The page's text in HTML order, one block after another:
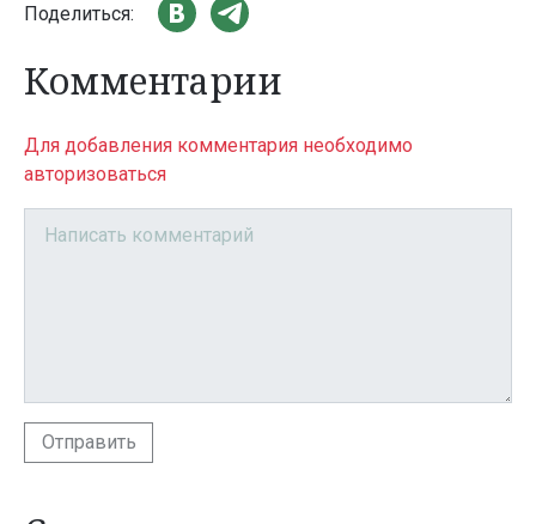
Поделиться:
Комментарии
Для добавления комментария необходимо
авторизоваться
Отправить